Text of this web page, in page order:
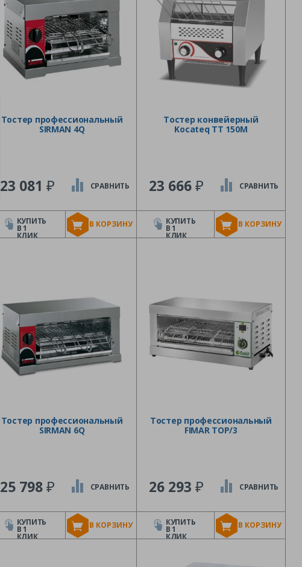
Тостер профессиональный
SIRMAN 4Q
23 081 ₽
В КОРЗИНУ
СРАВНИТЬ
КУПИТЬ
В 1
КЛИК
Тостер конвейерный
Kocateq TT 150M
23 666₽
В КОРЗИНУ
СРАВНИТЬ
КУПИТЬ
В 1
КЛИК
Тостер профессиональный
SIRMAN 6Q
25 798₽
В КОРЗИНУ
СРАВНИТЬ
КУПИТЬ
В 1
КЛИК
Тостер профессиональный
FIMAR TOP/3
26 293 ₽
В КОРЗИНУ
СРАВНИТЬ
КУПИТЬ
В 1
КЛИК